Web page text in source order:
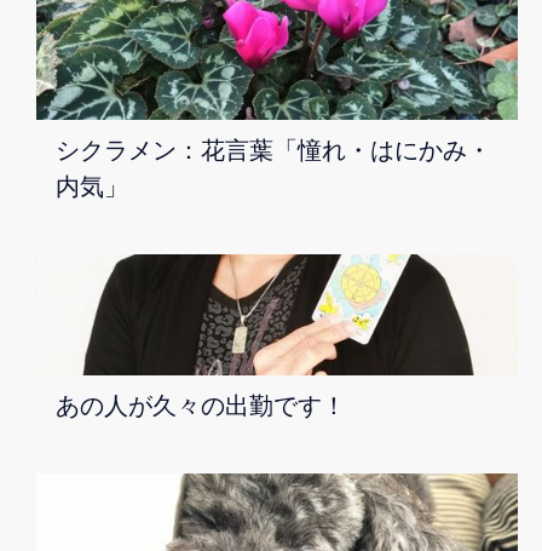
シクラメン：花言葉「憧れ・はにかみ・
内気」
あの人が久々の出勤です！